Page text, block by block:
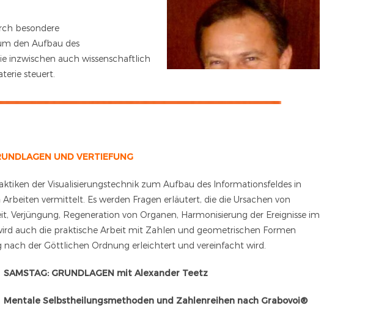
besondere
den Aufbau des
inzwischen auch wissenschaftlich
steuert.
UND VERTIEFUNG
der Visualisierungstechnik zum Aufbau des Informationsfeldes in
vermittelt. Es werden Fragen erläutert, die die Ursachen von
Verjüngung, Regeneration von Organen, Harmonisierung der Ereignisse im
auch die praktische Arbeit mit Zahlen und geometrischen Formen
der Göttlichen Ordnung erleichtert und vereinfacht wird.
SAMSTAG: GRUNDLAGEN mit Alexander Teetz
Mentale Selbstheilungsmethoden und Zahlenreihen nach Grabovoi®